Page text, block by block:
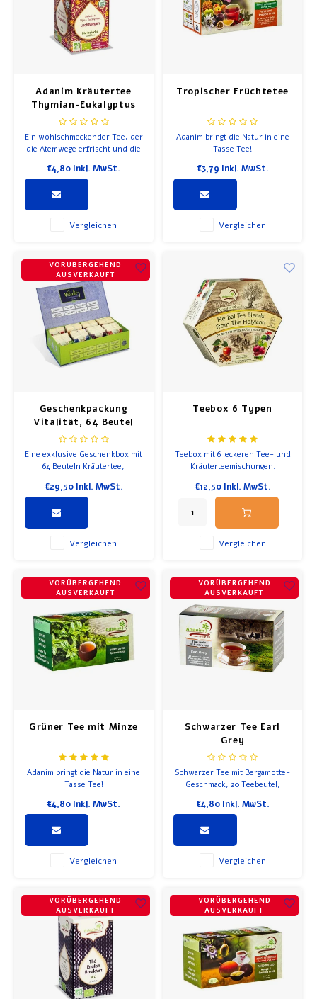
Frühstück und Mittagessen
Backen und Kochen
Adanim Kräutertee
Thymian-Eukalyptus
Ein wohlschmeckender Tee, der
die Atemwege erfrischt und die
€4,80 Inkl. MwSt.
Vergleichen
Tropischer Früchtetee
Adanim bringt die Natur in eine
Tasse Tee!
€3,79 Inkl. MwSt.
Vergleichen
VORÜBERGEHEND
AUSVERKAUFT
Geschenkpackung
Vitalität, 64 Beutel
Kräutertee
Eine exklusive Geschenkbox mit
64 Beuteln Kräutertee,
Sorten, die nicht nur lecker
sind, sondern auch eine
positive Wirkung auf die
Gesundheit haben und das
Wohlbefinden fördern.
€29,50Inkl. MwSt.
Vergleichen
Teebox 6 Typen
Teebox mit 6 leckeren Tee- und
Kräuterteemischungen.
€12,50Inkl. MwSt.
Vergleichen
VORÜBERGEHEND
AUSVERKAUFT
Grüner Tee mit Minze
Adanim bringt die Natur in eine
Tasse Tee!
€4,80 Inkl. MwSt.
Vergleichen
VORÜBERGEHEND
AUSVERKAUFT
Schwarzer Tee Earl
Grey
Schwarzer Tee mit Bergamotte-
Geschmack, 20 Teebeutel,
chemischen Pestizide oder
Düngemittel, daher ist der
Geruch und Geschmack optimal.
€4,80Inkl. MwSt.
Vergleichen
VORÜBERGEHEND
AUSVERKAUFT
VORÜBERGEHEND
AUSVERKAUFT